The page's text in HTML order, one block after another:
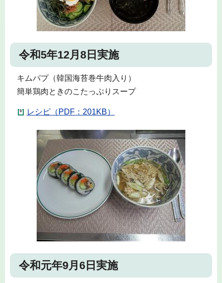
令和5年12月8日実施
キムパプ（韓国海苔巻牛肉入り）
簡単鶏肉ときのこたっぷりスープ
レシピ（PDF：201KB）
令和元年9月6日実施